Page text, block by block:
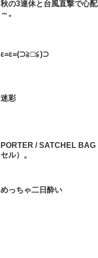
秋の3連休と台風直撃で心
～。
ε=ε=(⊃≧□≦)⊃
迷彩
PORTER / SATCHEL BAG
セル）。
めっちゃ二日酔い